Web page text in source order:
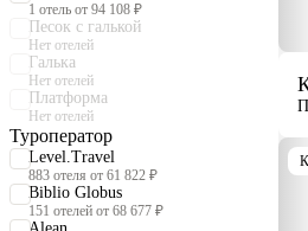
1 отель от 94 108 ₽
Песок с галькой
Нет отелей
Галька
Нет отелей
Платформа
Нет отелей
Туроператор
Level.Travel
883 отеля от 61 822 ₽
Biblio Globus
151 отелей от 68 677 ₽